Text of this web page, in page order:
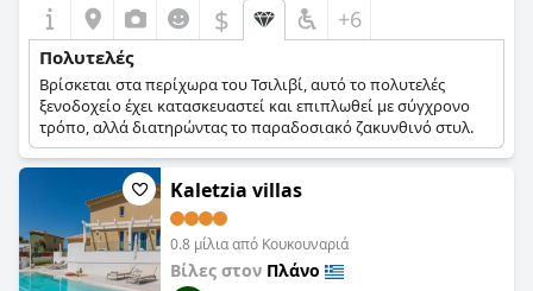
$ +6
Πολυτελές
Βρίσκεται στα περίχωρα του Τσιλιβί, αυτό το πολυτελές
ξενοδοχείο έχει κατασκευαστεί και επιπλωθεί με σύγχρονο
τρόπο, αλλά διατηρώντας το παραδοσιακό ζακυνθινό στυλ.
Kaletzia villas
0.8 μίλια από Κουκουναριά
Βίλες στον Πλάνο